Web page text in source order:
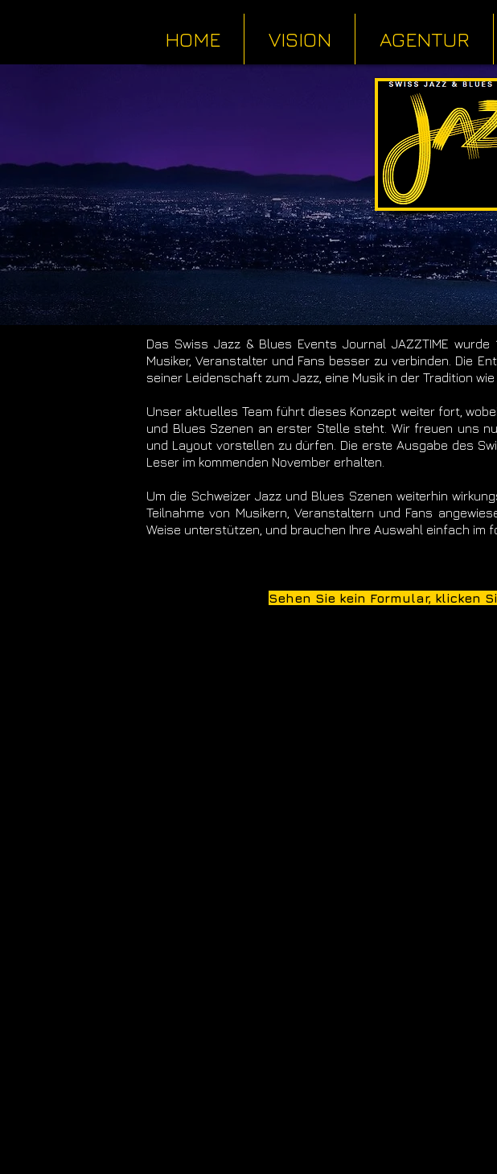
HOME VISION AGENTUR
Das Swiss Jazz & Blues Events Journal JAZZTIME
Musiker, Veranstalter und Fans besser zu verbinden. Die
seiner Leidenschaft zum Jazz, eine Musik in der Tradition
Unser aktuelles Team führt dieses Konzept weiter fort,
und Blues Szenen an erster Stelle steht. Wir freuen uns
und Layout vorstellen zu dürfen. Die erste Ausgabe des
Leser im kommenden November erhalten.
Um die Schweizer Jazz und Blues Szenen weiterhin
Teilnahme von Musikern, Veranstaltern und Fans
Weise unterstützen, und brauchen Ihre Auswahl einfach im
Sehen Sie kein Formular, klicken